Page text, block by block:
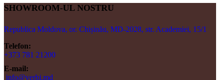
SHOWROOM-UL NOSTRU
Republica Moldova, or. Chișinău, MD-2028, str. Academiei, 15/1
Telefon:
+373 781 21200
E-mail:
info@verbi.md